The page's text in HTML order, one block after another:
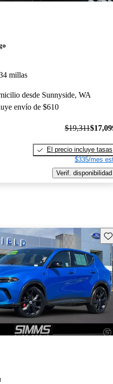
millas
desde Sunnyside, WA
envío de $610
$19,311
El precio incluye tasas
$335/mes
Verif. disponibilidad